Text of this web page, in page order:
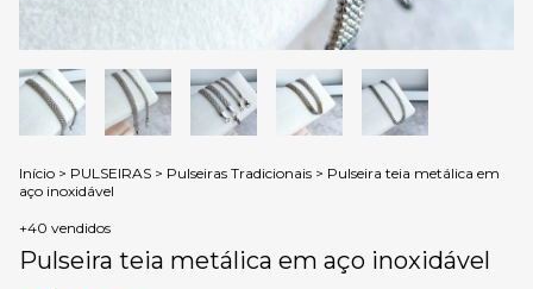
Início > PULSEIRAS > Pulseiras Tradicionais > Pulseira teia metálica em
aço inoxidável
+40 vendidos
Pulseira teia metálica em aço inoxidável